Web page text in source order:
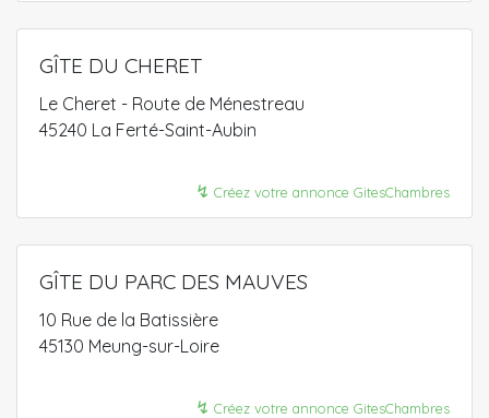
GÎTE DU CHERET
Le Cheret - Route de Ménestreau
45240 La Ferté-Saint-Aubin
↯ Créez votre annonce GitesChambres
GÎTE DU PARC DES MAUVES
10 Rue de la Batissière
45130 Meung-sur-Loire
↯ Créez votre annonce GitesChambres